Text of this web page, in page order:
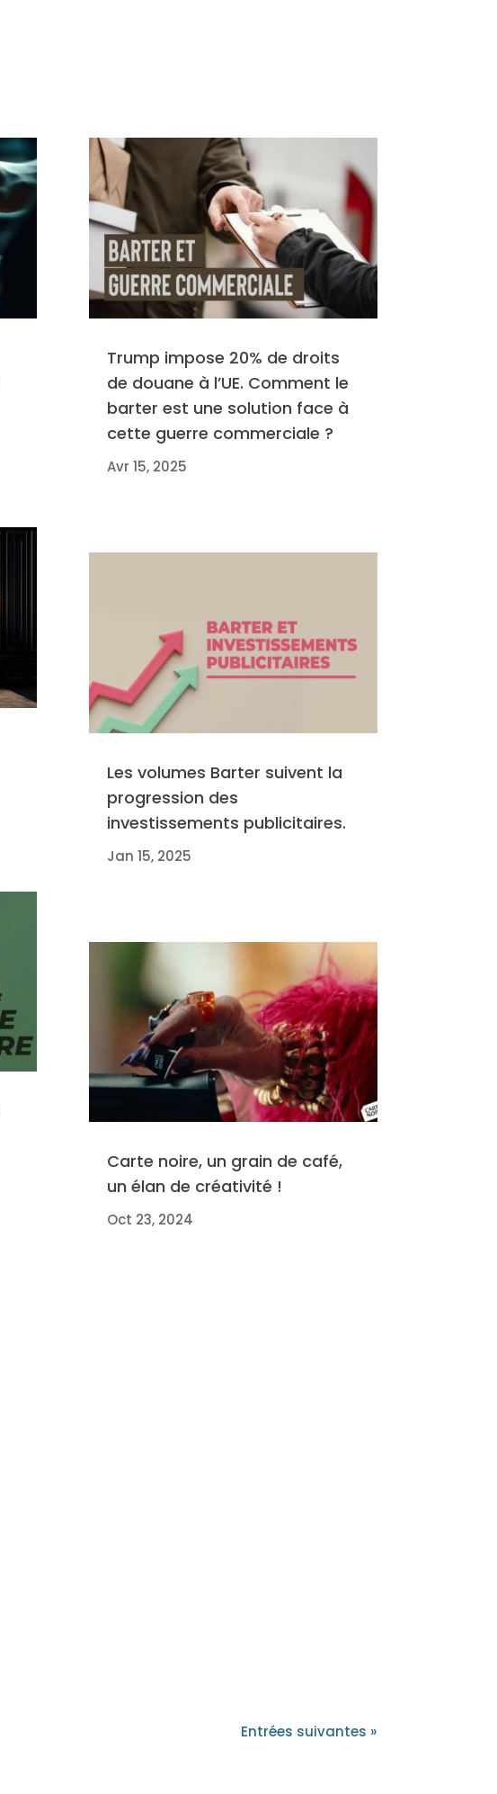
Trump impose 20% de droits
de douane à l’UE. Comment le
barter est une solution face à
cette guerre commerciale ?
Avr 15, 2025
Les volumes Barter suivent la
progression des
investissements publicitaires.
Jan 15, 2025
Carte noire, un grain de café,
un élan de créativité !
Oct 23, 2024
Entrées suivantes »